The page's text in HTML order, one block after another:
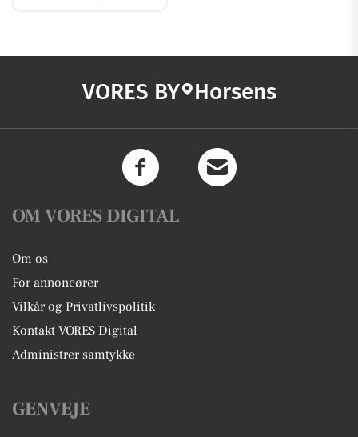
VORES BY Horsens
OM VORES DIGITAL
Om os
For annoncører
Vilkår og Privatlivspolitik
Kontakt VORES Digital
Administrer samtykke
GENVEJE